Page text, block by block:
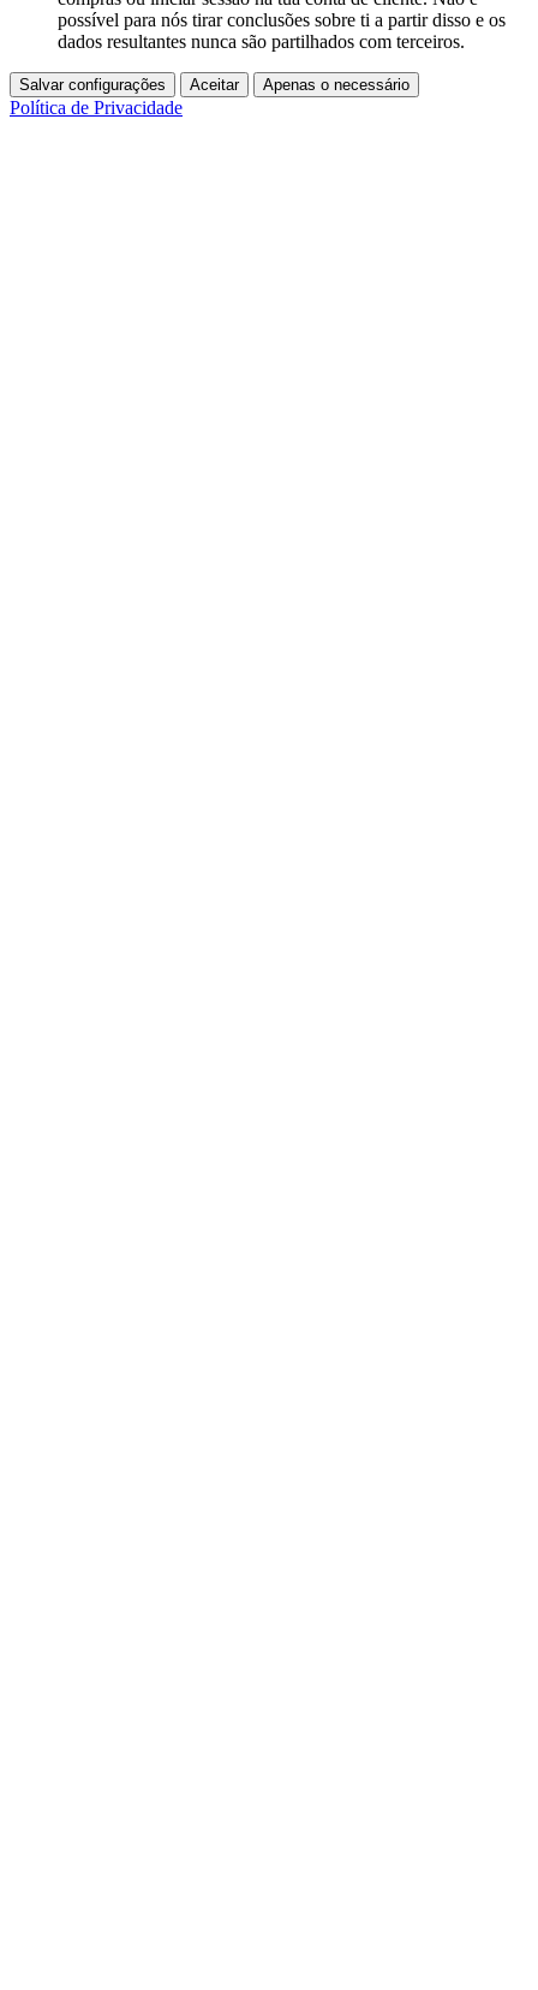
possível para nós tirar conclusões sobre ti a partir disso e os
dados resultantes nunca são partilhados com terceiros.
Salvar configurações Aceitar Apenas o necessário
Política de Privacidade